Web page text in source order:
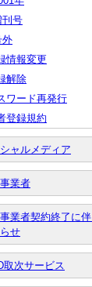
刊号
外
情報変更
解除
ワード再発行
登録規約
ャルメディア
業者
業者契約終了に伴
せ
取次サービス